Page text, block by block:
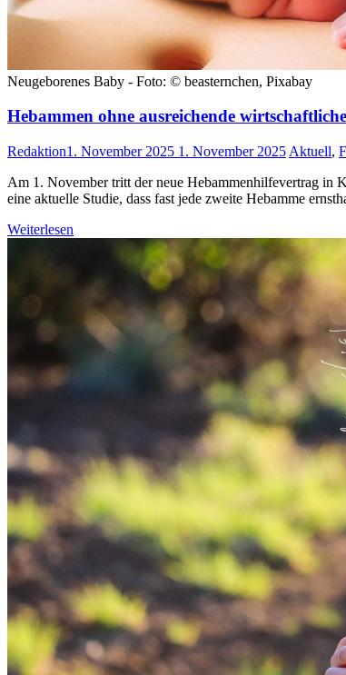
Neugeborenes Baby - Foto: © beasternchen, Pixabay
Hebammen ohne ausreichende
Redaktion1. November 2025 1. November 2025 Aktuell,
Am 1. November tritt der neue Hebammenhilfevertrag in
eine aktuelle Studie, dass fast jede zweite Hebamme
Weiterlesen